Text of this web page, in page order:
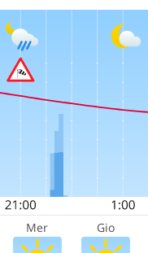
Mer Gio